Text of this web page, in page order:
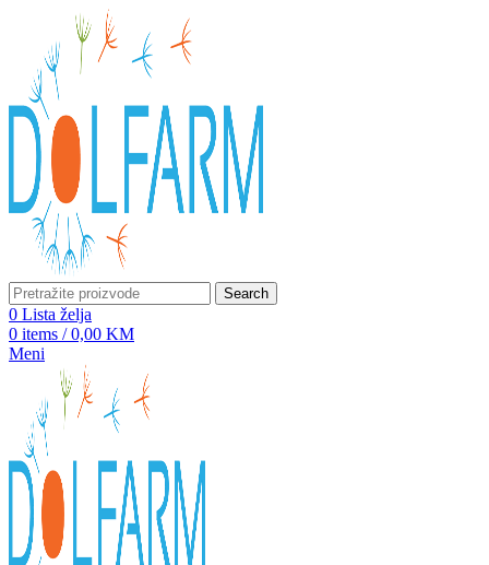
Search
0 Lista želja
0 items / 0,00 KM
Meni